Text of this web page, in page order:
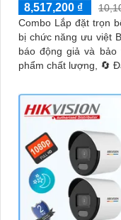
8,517,200 ₫
Combo Lắp đặt trọn
bị chức năng ưu việt
báo động giả và bảo